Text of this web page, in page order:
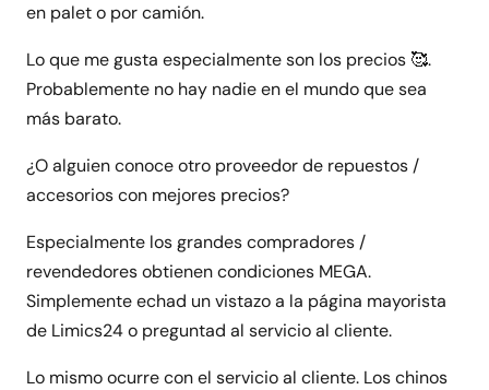
en palet o por camión.
Lo que me gusta especialmente son los precios 🥰.
Probablemente no hay nadie en el mundo que sea
más barato.
¿O alguien conoce otro proveedor de repuestos /
accesorios con mejores precios?
Especialmente los grandes compradores /
revendedores obtienen condiciones MEGA.
Simplemente echad un vistazo a la página mayorista
de Limics24 o preguntad al servicio al cliente.
Lo mismo ocurre con el servicio al cliente. Los chinos